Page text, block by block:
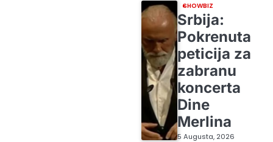
SHOWBIZ
Srbija:
Pokrenuta
peticija za
zabranu
koncerta
Dine
Merlina
5 Augusta, 2026